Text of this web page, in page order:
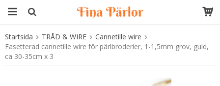
Produkten har blivit tillagd i varukorgen
Startsida TRÅD & WIRE
Cannetille wire
Fasetterad cannetille wire för pärlbroderier, 1-1,5mm grov, guld,
ca 30-35cm x 3